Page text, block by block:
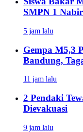
SMPN 1
5 jam lalu
Gempa M5,3
Bandung,
11 jam lalu
2 Pendaki
Dievakuasi
9 jam lalu